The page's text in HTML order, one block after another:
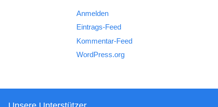
Anmelden
Eintrags-Feed
Kommentar-Feed
WordPress.org